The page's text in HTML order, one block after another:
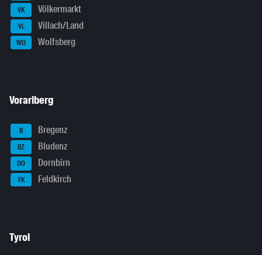
VK Völkermarkt
VL Villach/Land
WO Wolfsberg
Vorarlberg
B Bregenz
BZ Bludenz
DO Dornbirn
FK Feldkirch
Tyrol